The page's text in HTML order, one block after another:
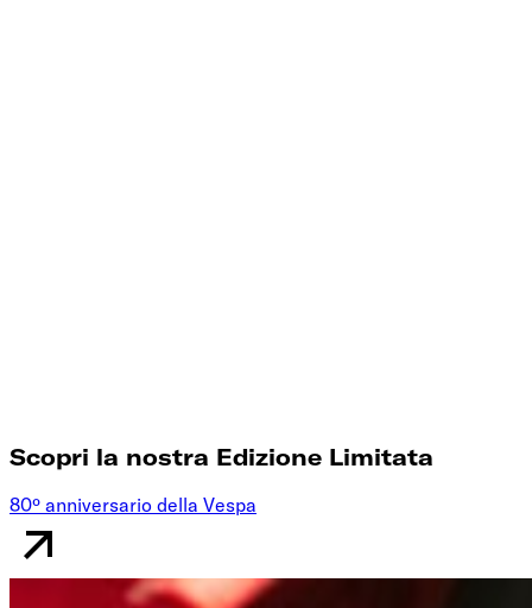
Scopri la nostra Edizione Limitata
80º anniversario della Vespa